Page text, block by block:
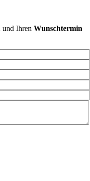
und Ihren Wunschtermin